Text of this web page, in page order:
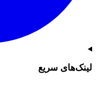
لینک‌های سریع